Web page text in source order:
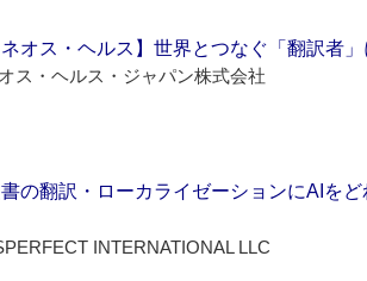
ネオス・ヘルス】世界とつなぐ「翻訳者
ス・ヘルス・ジャパン株式会社
の翻訳・ローカライゼーションにAIを
INTERNATIONAL LLC